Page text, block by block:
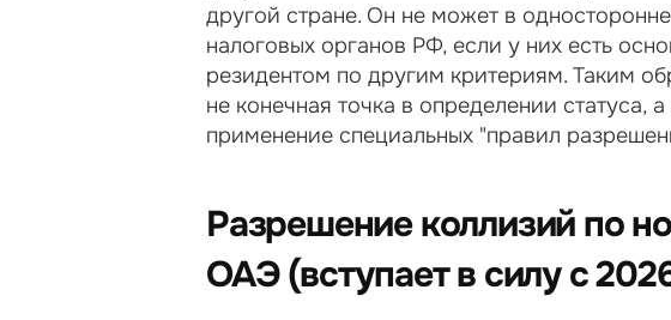
другой стране. Он не может в
налоговых органов РФ, если у них есть
резидентом по другим критериям. Таким
не конечная точка в определении
применение специальных "правил
Разрешение коллизий по
ОАЭ (вступает в силу с